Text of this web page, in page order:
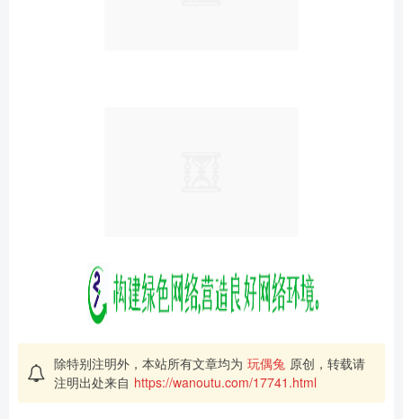
除特别注明外，本站所有文章均为 玩偶兔 原创，转载请
注明出处来自 https://wanoutu.com/17741.html